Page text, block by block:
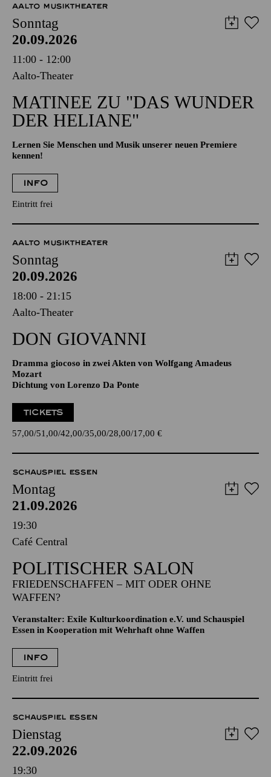
AALTO MUSIKTHEATER
Sonntag
20.09.2026
11:00 - 12:00
Aalto-Theater
MATINEE ZU "DAS WUNDER
DER HELIANE"
Lernen Sie Menschen und Musik unserer neuen Premiere
kennen!
INFO
Eintritt frei
AALTO MUSIKTHEATER
Sonntag
20.09.2026
18:00 - 21:15
Aalto-Theater
DON GIO­VANNI
Dramma giocoso in zwei Akten von Wolfgang Amadeus
Mozart
Dichtung von Lorenzo Da Ponte
TICKETS
57,00 51,00 42,00 35,00 28,00 17,00 €
SCHAUSPIEL ESSEN
Montag
21.09.2026
19:30
Café Central
POLITISCHER SALON
FRIEDENSCHAFFEN – MIT ODER OHNE
WAFFEN?
Veranstalter: Exile Kulturkoordination e.V. und Schauspiel
Essen in Kooperation mit Wehrhaft ohne Waffen
INFO
Eintritt frei
SCHAUSPIEL ESSEN
Dienstag
22.09.2026
19:30